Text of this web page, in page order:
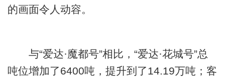
的画面令人动容。
与“爱达·魔都号”相比，“爱达·花城号”总
吨位增加了6400吨，提升到了14.19万吨；客